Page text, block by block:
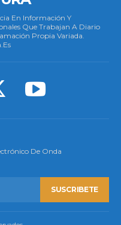
En Información Y
Que Trabajan A Diario
Propia Variada.
De Onda
SUSCRIBETE